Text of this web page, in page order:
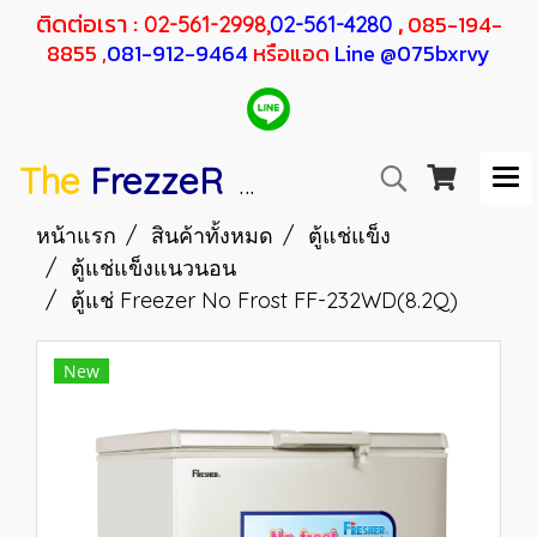
ติดต่อเรา : 02-561-2998,02-561-4280 ,085-194-
8855 ,081-912-9464หรือแอด Line @075bxrvy
The FrezzeR SANDEN F RESHER
หน้าแรก สินค้าทั้งหมด
ตู้แช่แข็ง
ตู้แช่แข็งแนวนอน
ตู้แช่ Freezer No Frost FF-232WD(8.2Q)
New